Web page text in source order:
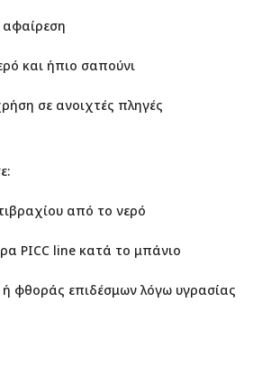
αφαίρεση
και ήπιο σαπούνι
σε ανοιχτές πληγές
από το νερό
PICC line κατά το μπάνιο
φθοράς επιδέσμων λόγω υγρασίας